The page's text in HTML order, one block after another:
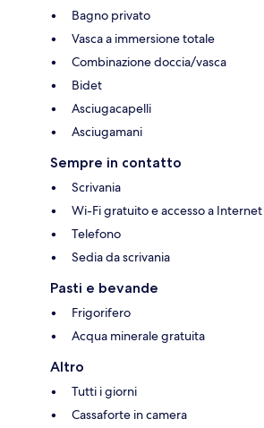
Bagno privato
Vasca a immersione totale
Combinazione doccia/vasca
Bidet
Asciugacapelli
Asciugamani
Sempre in contatto
Scrivania
Wi-Fi gratuito e accesso a
Telefono
Sedia da scrivania
Pasti e bevande
Frigorifero
Acqua minerale gratuita
Altro
Tutti i giorni
Cassaforte in camera